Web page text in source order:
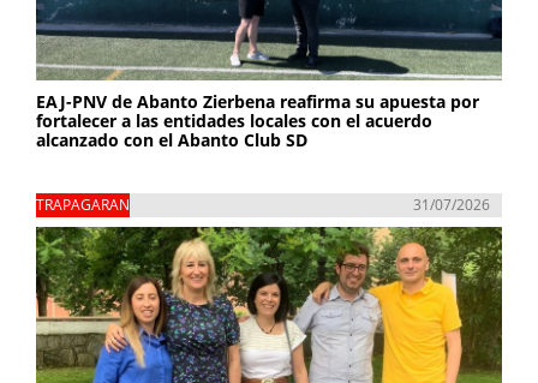
EAJ-PNV de Abanto Zierbena reafirma su apuesta por
fortalecer a las entidades locales con el acuerdo
alcanzado con el Abanto Club SD
TRAPAGARAN 31/07/2026